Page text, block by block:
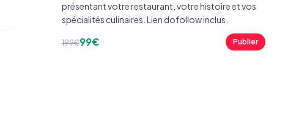
présentant votre restaurant, votre histoire et vos
spécialités culinaires. Lien dofollow inclus.
199€99€ Publier